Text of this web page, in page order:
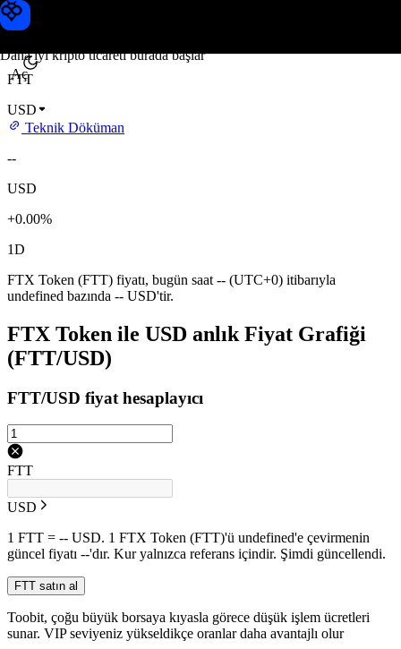
Daha iyi kripto ticareti burada başlar
Aç
FTX Token fiyatı
FTT
USD
Teknik Döküman
--
USD
+0.00%
1D
FTX Token (FTT) fiyatı, bugün saat -- (UTC+0) itibarıyla
undefined bazında -- USD'tir.
FTX Token ile USD anlık Fiyat Grafiği
(FTT/USD)
FTT/USD fiyat hesaplayıcı
FTT
USD
1 FTT = -- USD. 1 FTX Token (FTT)'ü undefined'e çevirmenin
güncel fiyatı --'dır. Kur yalnızca referans içindir. Şimdi güncellendi.
FTT satın al
Toobit, çoğu büyük borsaya kıyasla görece düşük işlem ücretleri
sunar. VIP seviyeniz yükseldikçe oranlar daha avantajlı olur